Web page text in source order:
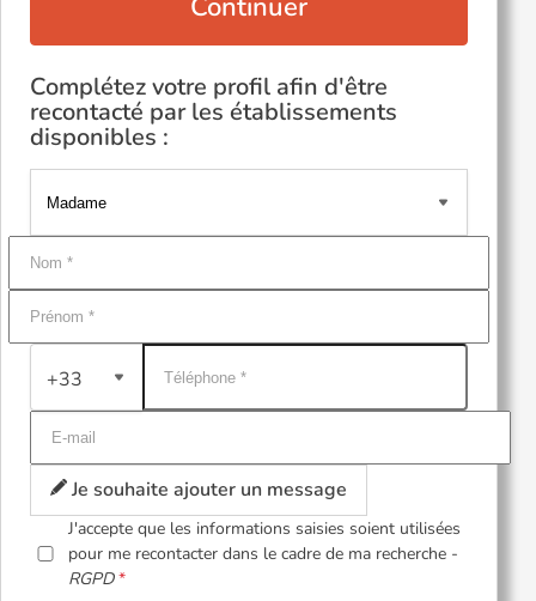
Continuer
Complétez votre profil afin d'être
recontacté par les établissements
disponibles :
+33
Je souhaite ajouter un message
J'accepte que les informations saisies soient utilisées
pour me recontacter dans le cadre de ma recherche -
RGPD